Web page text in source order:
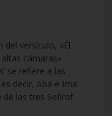
del versículo, «Él
cámaras»
se refiere a las
decir, Aba e Ima
de las tres Sefirot